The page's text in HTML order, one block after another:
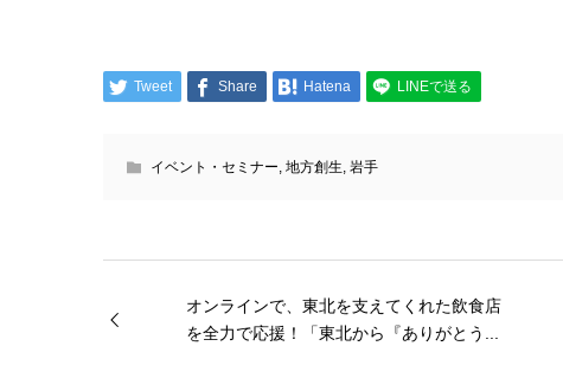
Tweet Share Hatena LINEで送る
イベント・セミナー, 地方創生, 岩手
オンラインで、東北を支えてくれた飲食店
を全力で応援！「東北から『ありがとう...